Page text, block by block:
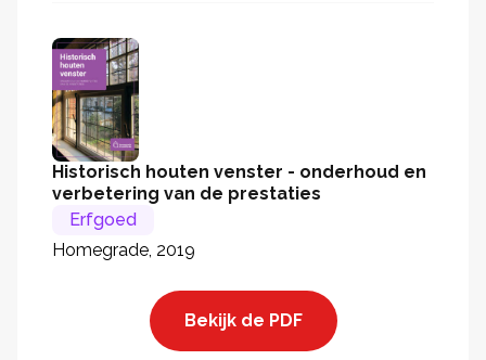
Historisch houten venster - onderhoud en
verbetering van de prestaties
Erfgoed
Homegrade, 2019
Bekijk de PDF